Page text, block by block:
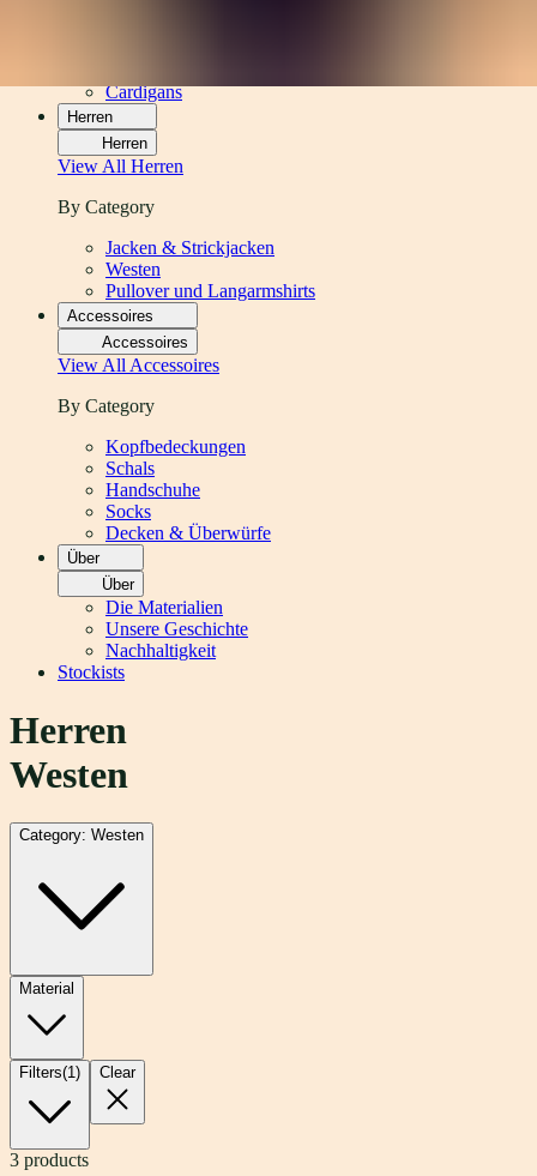
Cardigans
Herren
Herren
View All Herren
By Category
Jacken & Strickjacken
Westen
Pullover und Langarmshirts
Accessoires
Accessoires
View All Accessoires
By Category
Kopfbedeckungen
Schals
Handschuhe
Socks
Decken & Überwürfe
Über
Über
Die Materialien
Unsere Geschichte
Nachhaltigkeit
Stockists
Herren
Westen
Category: Westen
Material
Filters(1) Clear
3 products